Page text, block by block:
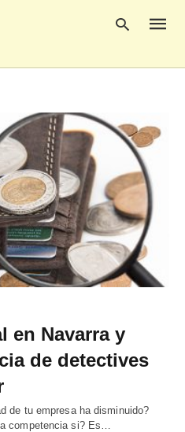
tu
pulsa
en
en Navarra y
de detectives
de tu empresa ha disminuido?
competencia si? Es…